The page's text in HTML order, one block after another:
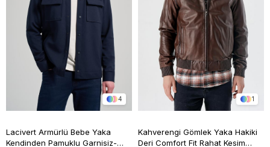
4
Lacivert Armürlü Bebe Yaka
Kendinden Pamuklu Garnisiz-
1
Kahverengi Gömlek Yaka Hakiki
Deri Comfort Fit Rahat Kesim